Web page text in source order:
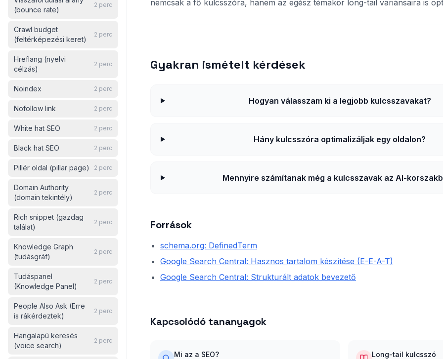
(bounce rate)
2 perc
Crawl budget
(feltérképezési keret)
2 perc
Hreflang (nyelvi
célzás)
2 perc
Noindex 2 perc
Nofollow link 2 perc
White hat SEO 2 perc
Black hat SEO 2 perc
Pillér oldal (pillar page) 2 perc
Domain Authority
(domain tekintély)
2 perc
Rich snippet (gazdag
találat)
2 perc
Knowledge Graph
(tudásgráf)
2 perc
Tudáspanel
(Knowledge Panel)
2 perc
People Also Ask (Erre
is rákérdeztek)
2 perc
Hangalapú keresés
(voice search)
2 perc
nemcsak a fő kulcsszóra, hanem az egész témakör long-tail variánsaira is
Gyakran ismételt kérdések
Hogyan válasszam ki a legjobb kulcsszavakat?
Hány kulcsszóra optimalizáljak egy oldalon?
Mennyire számítanak még a kulcsszavak az AI-
Források
schema.org: DefinedTerm
Google Search Central: Hasznos tartalom készítése (E-E-A-T)
Google Search Central: Strukturált adatok bevezető
Kapcsolódó tananyagok
Mi az a SEO? Long-tail kulcsszó